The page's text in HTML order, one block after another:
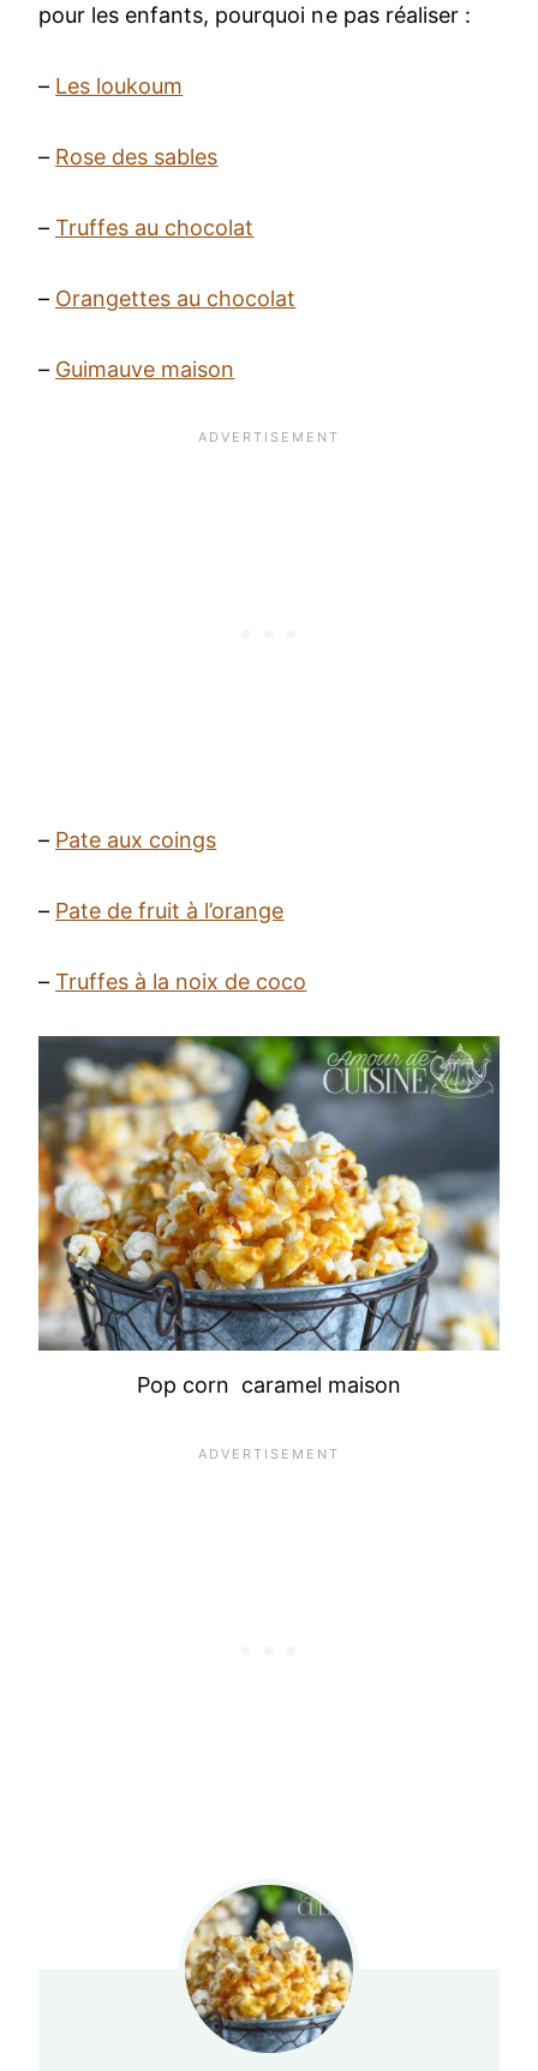
pour les enfants, pourquoi ne pas réaliser :
– Les loukoum
– Rose des sables
–Truffes au chocolat
– Orangettes au chocolat
– Guimauve maison
– Pate aux coings
– Pate de fruit à l’orange
–Truffes à la noix de coco
Pop corn caramel maison